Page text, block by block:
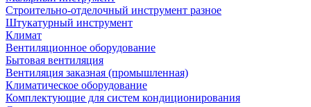
Строительно-отделочный инструмент разное
Штукатурный инструмент
Климат
Вентиляционное оборудование
Бытовая вентиляция
Вентиляция заказная (промышленная)
Климатическое оборудование
Комплектующие для систем кондиционирования